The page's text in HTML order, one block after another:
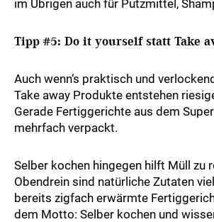
im Übrigen auch für Putzmittel,
Tipp #5: Do it yourself statt Take
Auch wenn‘s praktisch und
Take away Produkte entstehen
Gerade Fertiggerichte aus dem
mehrfach verpackt.
Selber kochen hingegen hilft Müll zu
Obendrein sind natürliche Zutaten
bereits zigfach erwärmte
dem Motto: Selber kochen und